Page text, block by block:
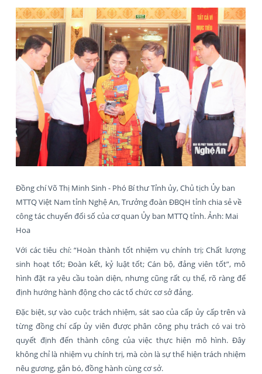
Đồng chí Võ Thị Minh Sinh - Phó Bí thư Tỉnh ủy, Chủ tịch Ủy ban
MTTQ Việt Nam tỉnh Nghệ An, Trưởng đoàn ĐBQH tỉnh chia sẻ về
công tác chuyển đổi số của cơ quan Ủy ban MTTQ tỉnh. Ảnh: Mai
Hoa
Với các tiêu chí: “Hoàn thành tốt nhiệm vụ chính trị; Chất lượng
sinh hoạt tốt; Đoàn kết, kỷ luật tốt; Cán bộ, đảng viên tốt”, mô
hình đặt ra yêu cầu toàn diện, nhưng cũng rất cụ thể, rõ ràng để
định hướng hành động cho các tổ chức cơ sở đảng.
Đặc biệt, sự vào cuộc trách nhiệm, sát sao của cấp ủy cấp trên và
từng đồng chí cấp ủy viên được phân công phụ trách có vai trò
quyết định đến thành công của việc thực hiện mô hình. Đây
không chỉ là nhiệm vụ chính trị, mà còn là sự thể hiện trách nhiệm
nêu gương, gắn bó, đồng hành cùng cơ sở.